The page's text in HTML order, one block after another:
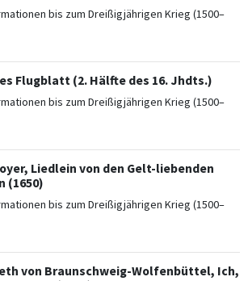
bis zum Dreißigjährigen Krieg (1500–
Flugblatt (2. Hälfte des 16. Jhdts.)
bis zum Dreißigjährigen Krieg (1500–
Liedlein von den Gelt-liebenden
(1650)
bis zum Dreißigjährigen Krieg (1500–
von Braunschweig-Wolfenbüttel, Ich,